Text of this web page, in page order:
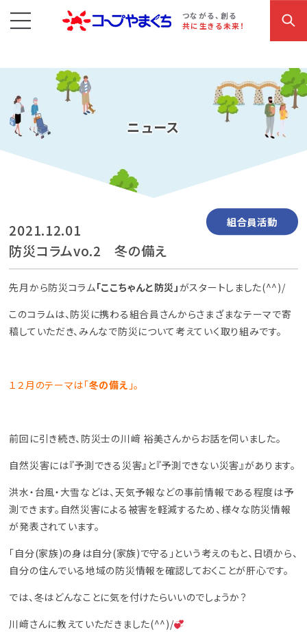
つながる、創る
共に生きる未来！
コープやまぐち お買い物・サービス こだわり商品 参加・イベント情報
ニュース
2021.12.01
防災コラムvo.2 冬の備え
組合員活動
先月から防災コラム「ここちゃんと防災」がスタートしました(^^)/
このコラムは、防災に携わる組合員さんからさまざまなテーマで寄
稿していただき、みんなで防災について考えていく取り組みです。
１２月のテーマは「冬の備え 」。
前回に引き続き、防災士の川﨑 裕美さんからお話を伺いました。
自然災害には『予測できる災害』と『予測できない災害』があります。
洪水・台風・大雪などは、天気予報などの事前情報である程度は予
測できます。自然災害による被害を軽減するため、様々な防災情報
が発表されています。
「自分(家族)の身は自分(家族)で守る」という考えのもと、日頃から、
自分の住んでいる地域の防災情報を確認しておくことが肝心です。
では、冬はどんなことに気を付けたらいいのでしょうか？
川﨑さんに教えていただきました(^^)/